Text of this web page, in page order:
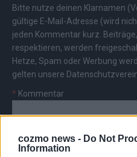
cozmo news - Do Not
Information
Bitte nutze deinen Klarnamen
gültige E-Mail-Adresse (wird
jeden Kommentar kurz.
respektieren, werden
Hetze, Spam oder Werbung
gelten unsere
* Kommentar